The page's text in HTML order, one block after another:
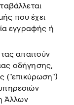
που έχει
εγγραφής ή
απαιτούν
οδήγησης,
("επικύρωση")
Άλλων